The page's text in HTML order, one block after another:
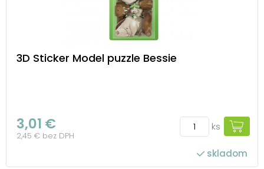
3D Sticker Model puzzle Bessie
3,01 €
2,45 € bez DPH
ks
skladom